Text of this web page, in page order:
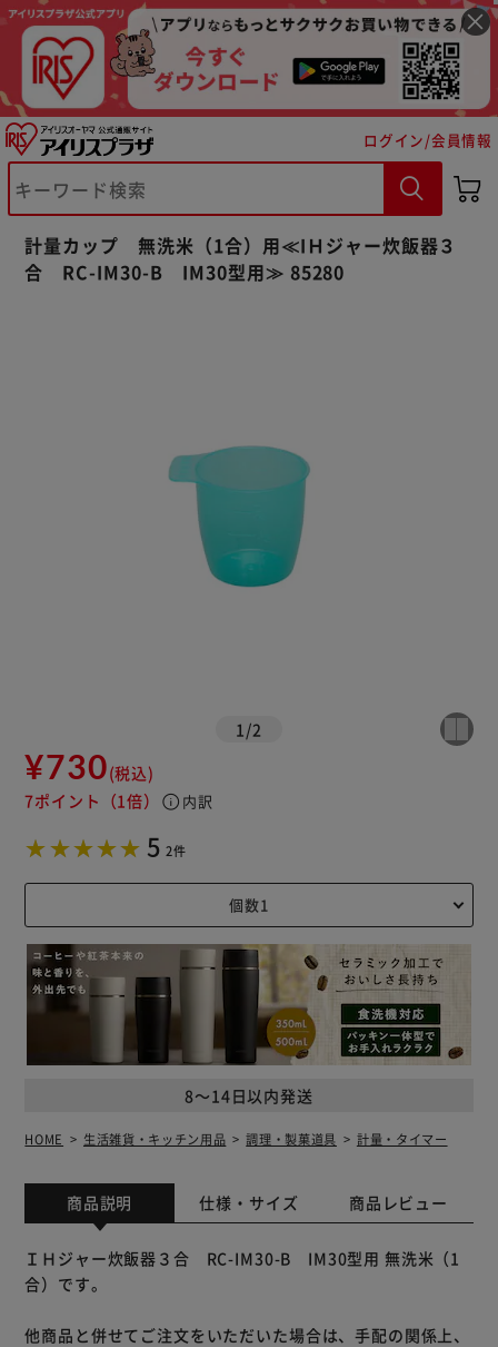
ログイン/会員情報
計量カップ 無洗米（1合）用≪IＨジャー炊飯器３
合 RC-IM30-B IM30型用≫ 85280
1 /2
¥730(税込)
7ポイント （1倍） info 内訳
5 2件
8～14日以内発送
HOME 生活雑貨・キッチン用品 調理・製菓道具 計量・タイマー
商品説明 仕様・サイズ 商品レビュー
ＩＨジャー炊飯器３合 RC-IM30-B IM30型用 無洗米（1
合）です。
他商品と併せてご注文をいただいた場合は、手配の関係上、
※ご確認ください
カートに入れる 購入手続きへ